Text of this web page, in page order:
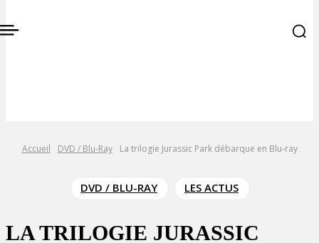
Accueil DVD / Blu-Ray La trilogie Jurassic Park débarque en Blu-ray
DVD / BLU-RAY LES ACTUS
LA TRILOGIE JURASSIC